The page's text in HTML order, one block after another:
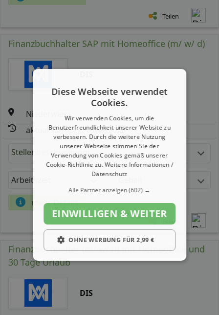
Teilen
Finanzbuchhalter SAP mit Homeoffice (m/ w/ d)
Niederwiesa
aktualisiert seit: 07.08.2026
Stellenbeschreibung:
Arbeitszeit
mehr Details
Teilen
Finanzbuchhalter (m/ w/ d) mit Homeoffice und
30 Tage Urlaub
DIS
Diese Webseite verwendet
Cookies.
Wir verwenden Cookies, um die
Benutzerfreundlichkeit unserer Website zu
verbessern. Durch die weitere Nutzung
unserer Webseite stimmen Sie der
Verwendung von Cookies gemäß unserer
Cookie-Richtlinie zu.Weitere Informationen /
Datenschutz
Alle Partner anzeigen(602) →
EINWILLIGEN & WEITER
OHNE WERBUNG FÜR 2,99 €